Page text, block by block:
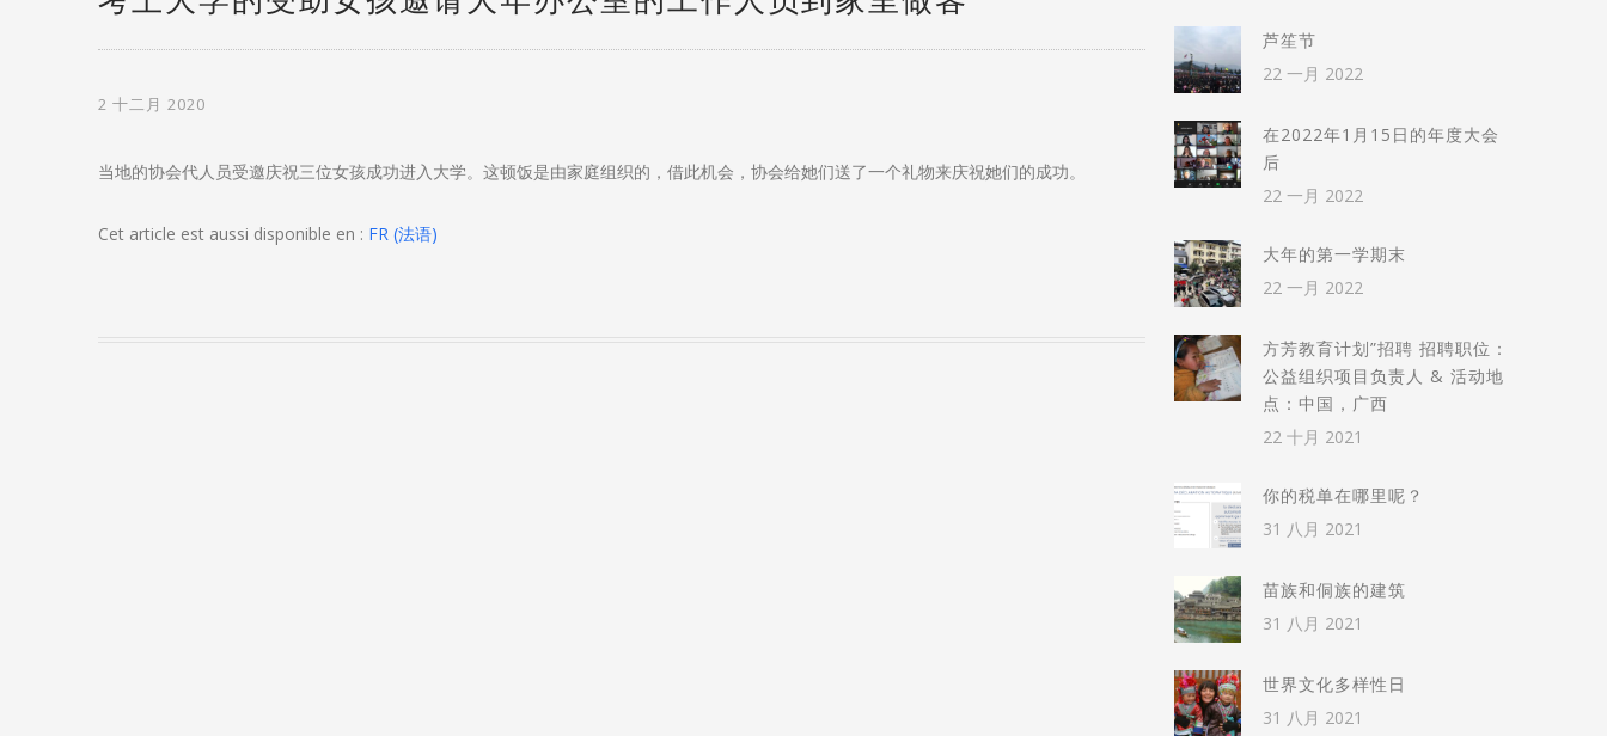
2 十二月 2020
当地的协会代人员受邀庆祝三位女孩成功进入大学。这顿饭是由家庭组织的，借此机会，协会给她们送了一个礼物来庆祝她们的成功。
Cet article est aussi disponible en : FR (法语)
芦笙节
22 一月 2022
在2022年1月15日的年度大会
后
22 一月 2022
大年的第一学期末
22 一月 2022
方芳教育计划”招聘 招聘职位：
公益组织项目负责人 & 活动地
点：中国，广西
22 十月 2021
你的税单在哪里呢？
31 八月 2021
苗族和侗族的建筑
31 八月 2021
世界文化多样性日
31 八月 2021